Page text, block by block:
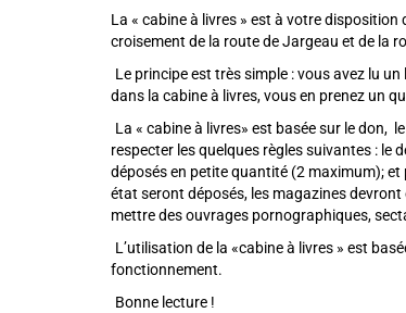
La « cabine à livres » est à votre
croisement de la route de Jargeau et de la
Le principe est très simple : vous avez lu
dans la cabine à livres, vous en prenez un
La « cabine à livres» est basée sur le don,
respecter les quelques règles suivantes : le
déposés en petite quantité (2 maximum);
état seront déposés, les magazines
mettre des ouvrages pornographiques,
L’utilisation de la «cabine à livres » est
fonctionnement.
Bonne lecture !